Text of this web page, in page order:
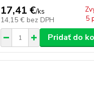
17,41 €/ks
14,15 € bez DPH
5
Pridať do